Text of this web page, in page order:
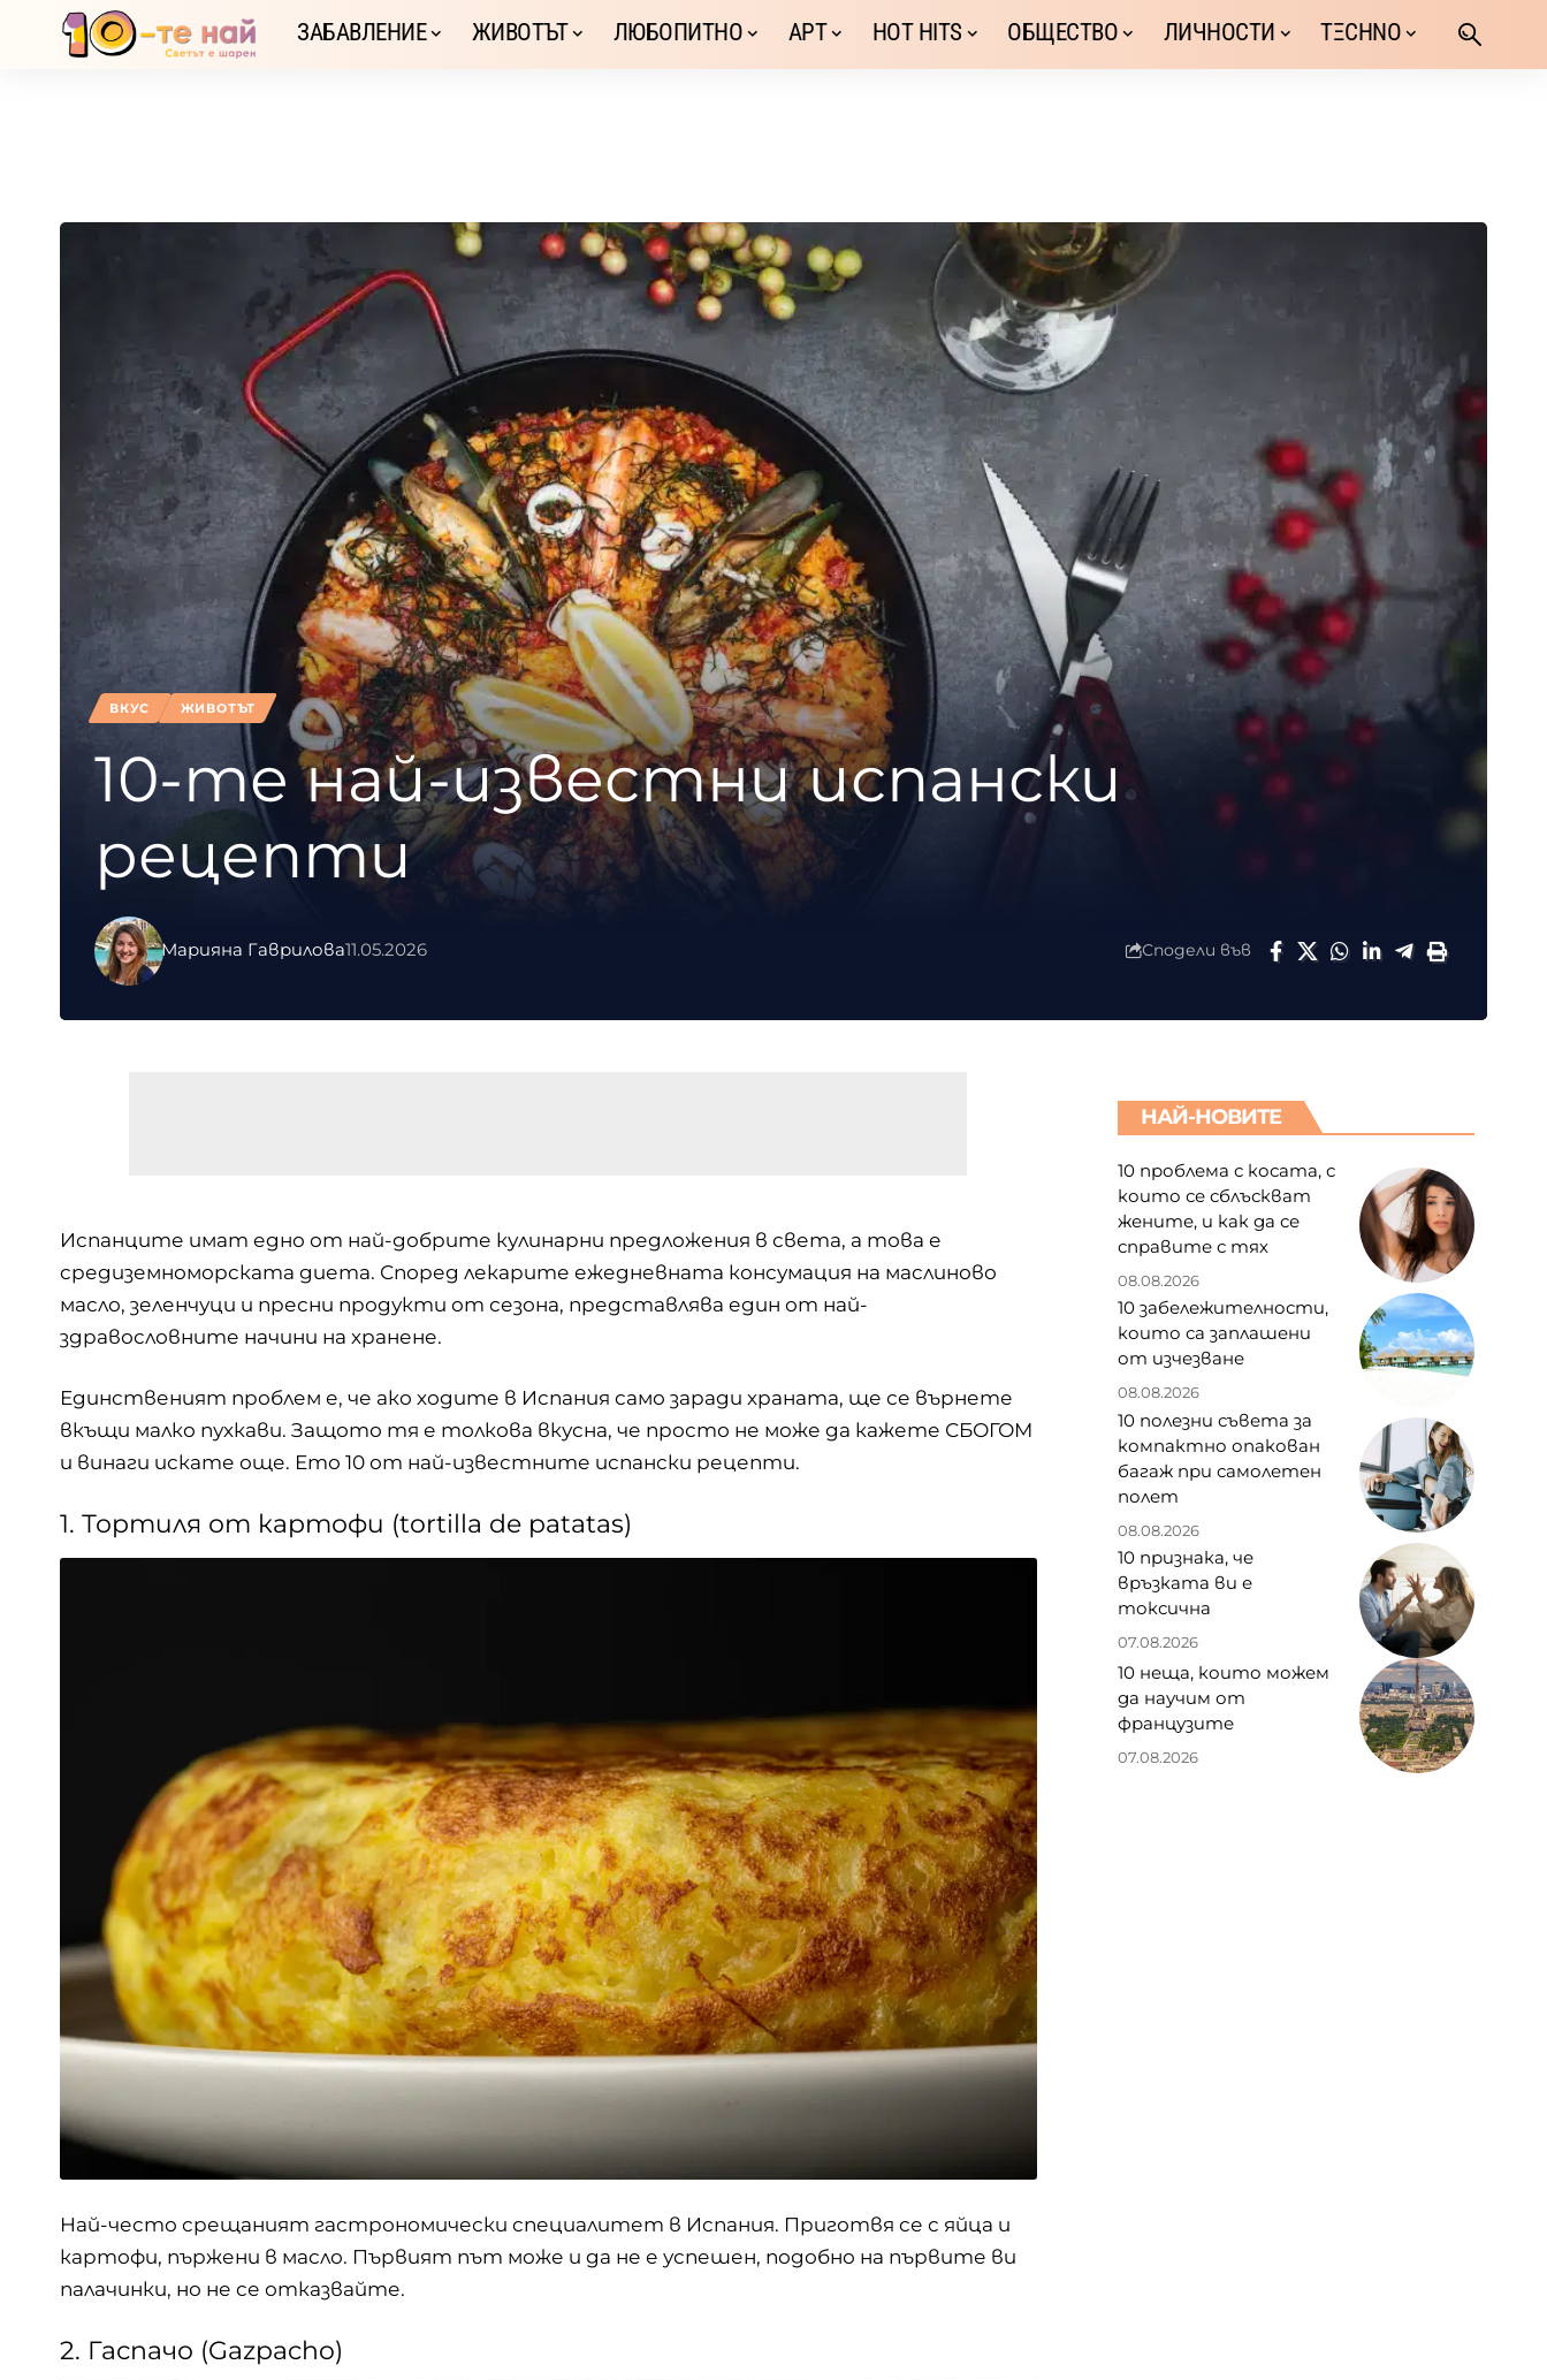
ЗАБАВЛЕНИЕ ЖИВОТЪТ ЛЮБОПИТНО АРТ HOT HITS ОБЩЕСТВО ЛИЧНОСТИ TΞCHNO
ВКУС ЖИВОТЪТ
10-те най-известни испански
рецепти
Марияна Гаврилова11.05.2026 Сподели във
Испанците имат едно от най-добрите кулинарни предложения в света, а това е
средиземноморската диета. Според лекарите ежедневната консумация на маслиново
масло, зеленчуци и пресни продукти от сезона, представлява един от най-
здравословните начини на хранене.
Единственият проблем е, че ако ходите в Испания само заради храната, ще се върнете
вкъщи малко пухкави. Защото тя е толкова вкусна, че просто не може да кажете СБОГОМ
и винаги искате още. Ето 10 от най-известните испански рецепти.
1. Тортиля от картофи (tortilla de patatas)
Най-често срещаният гастрономически специалитет в Испания. Приготвя се с яйца и
картофи, пържени в масло. Първият път може и да не е успешен, подобно на първите ви
палачинки, но не се отказвайте.
2. Гаспачо (Gazpacho)
НАЙ-НОВИТЕ
10 проблема с косата, с
които се сблъскват
жените, и как да се
справите с тях
08.08.2026
10 забележителности,
които са заплашени
от изчезване
08.08.2026
10 полезни съвета за
компактно опакован
багаж при самолетен
полет
08.08.2026
10 признака, че
връзката ви е
токсична
07.08.2026
10 неща, които можем
да научим от
французите
07.08.2026